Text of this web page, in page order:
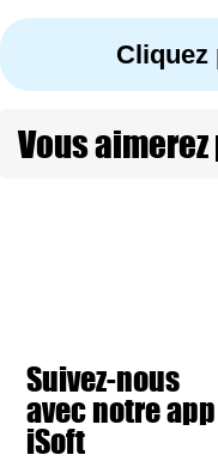
Cliquez
Vous
Suivez-nous
avec notre app
iSoft